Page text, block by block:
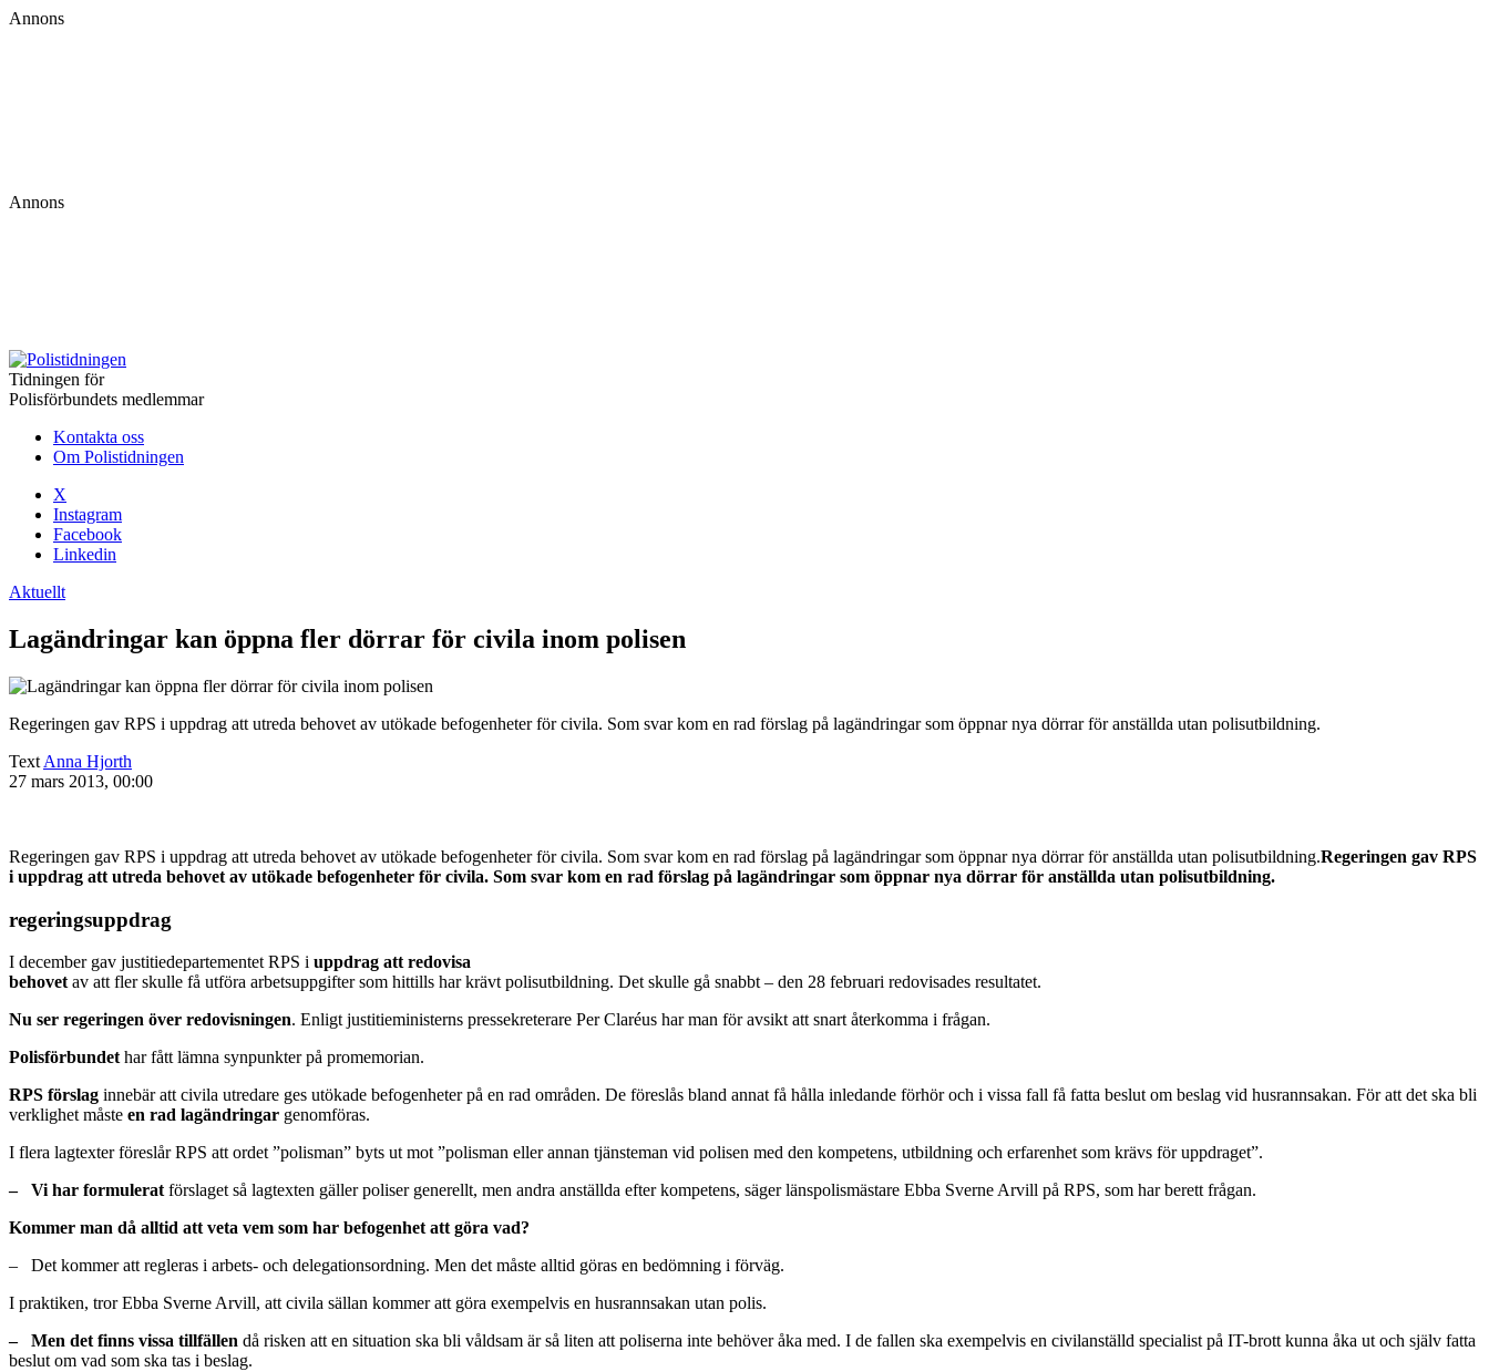
Annons
Annons
Tidningen för
Polisförbundets medlemmar
Kontakta oss
Om Polistidningen
X
Instagram
Facebook
Linkedin
Aktuellt
Lagändringar kan öppna fler dörrar för civila inom polisen
Regeringen gav RPS i uppdrag att utreda behovet av utökade befogenheter för civila. Som svar kom en rad förslag på lagändringar som öppnar nya dörrar för anställda utan polisutbildning.
Text Anna Hjorth
27 mars 2013, 00:00
Regeringen gav RPS i uppdrag att utreda behovet av utökade befogenheter för civila. Som svar kom en rad förslag på lagändringar som öppnar nya dörrar för anställda utan polisutbildning.Regeringen gav RPS
i uppdrag att utreda behovet av utökade befogenheter för civila. Som svar kom en rad förslag på lagändringar som öppnar nya dörrar för anställda utan polisutbildning.
regeringsuppdrag
I december gav justitiedepartementet RPS i uppdrag att redovisa
behovet av att fler skulle få utföra arbetsuppgifter som hittills har krävt polisutbildning. Det skulle gå snabbt – den 28 februari redovisades resultatet.
Nu ser regeringen över redovisningen. Enligt justitieministerns pressekreterare Per Claréus har man för avsikt att snart återkomma i frågan.
Polisförbundet har fått lämna synpunkter på promemorian.
RPS förslag innebär att civila utredare ges utökade befogenheter på en rad områden. De föreslås bland annat få hålla inledande förhör och i vissa fall få fatta beslut om beslag vid husrannsakan. För att det ska bli
verklighet måste en rad lagändringar genomföras.
I flera lagtexter föreslår RPS att ordet ”polisman” byts ut mot ”polisman eller annan tjänsteman vid polisen med den kompetens, utbildning och erfarenhet som krävs för uppdraget”.
– Vi har formulerat förslaget så lagtexten gäller poliser generellt, men andra anställda efter kompetens, säger länspolismästare Ebba Sverne Arvill på RPS, som har berett frågan.
Kommer man då alltid att veta vem som har befogenhet att göra vad?
– Det kommer att regleras i arbets- och delegationsordning. Men det måste alltid göras en bedömning i förväg.
I praktiken, tror Ebba Sverne Arvill, att civila sällan kommer att göra exempelvis en husrannsakan utan polis.
– Men det finns vissa tillfällen då risken att en situation ska bli våldsam är så liten att poliserna inte behöver åka med. I de fallen ska exempelvis en civilanställd specialist på IT-brott kunna åka ut och själv fatta
beslut om vad som ska tas i beslag.